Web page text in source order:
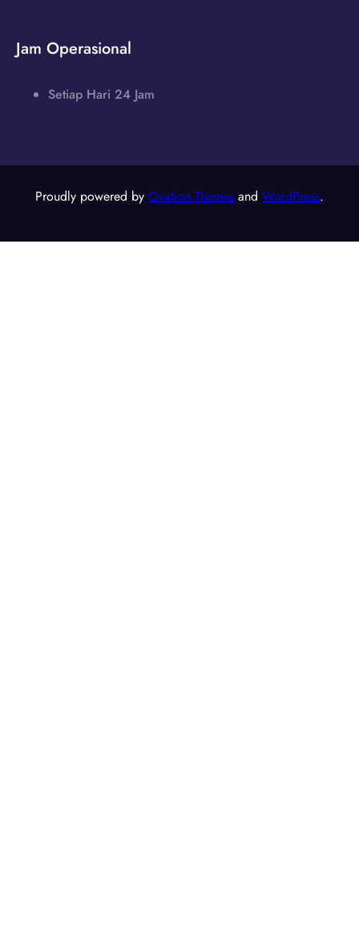
Jam Operasional
Setiap Hari 24 Jam
Proudly powered by Ovation Themes and WordPress.